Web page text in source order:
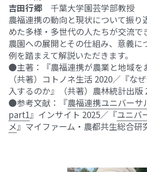
吉田行郷 千葉大学園芸学部教授
農福連携の動向と現状について振り
めた多様・多世代の人たちが交流で
農園への展開とその仕組み、意義に
例を踏まえて解説いただきます。
●主著：『農福連携が農業と地域を
（共著）コトノネ生活 2020／『な
入するのか』（共著）農林統計出版
●参考文献：『農福連携ユニバーサ
part1』インサイト 2025／『ユニバ
メ』マイファーム・農都共生総合研